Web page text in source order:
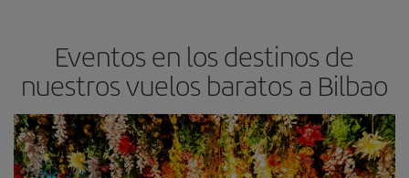
Eventos en los destinos de
nuestros vuelos baratos a Bilbao